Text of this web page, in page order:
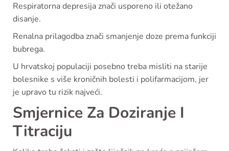
Respiratorna depresija znači usporeno ili otežano
disanje.
Renalna prilagodba znači smanjenje doze prema funkciji
bubrega.
U hrvatskoj populaciji posebno treba misliti na starije
bolesnike s više kroničnih bolesti i polifarmacijom, jer
je upravo tu rizik najveći.
Smjernice Za Doziranje I
Titraciju